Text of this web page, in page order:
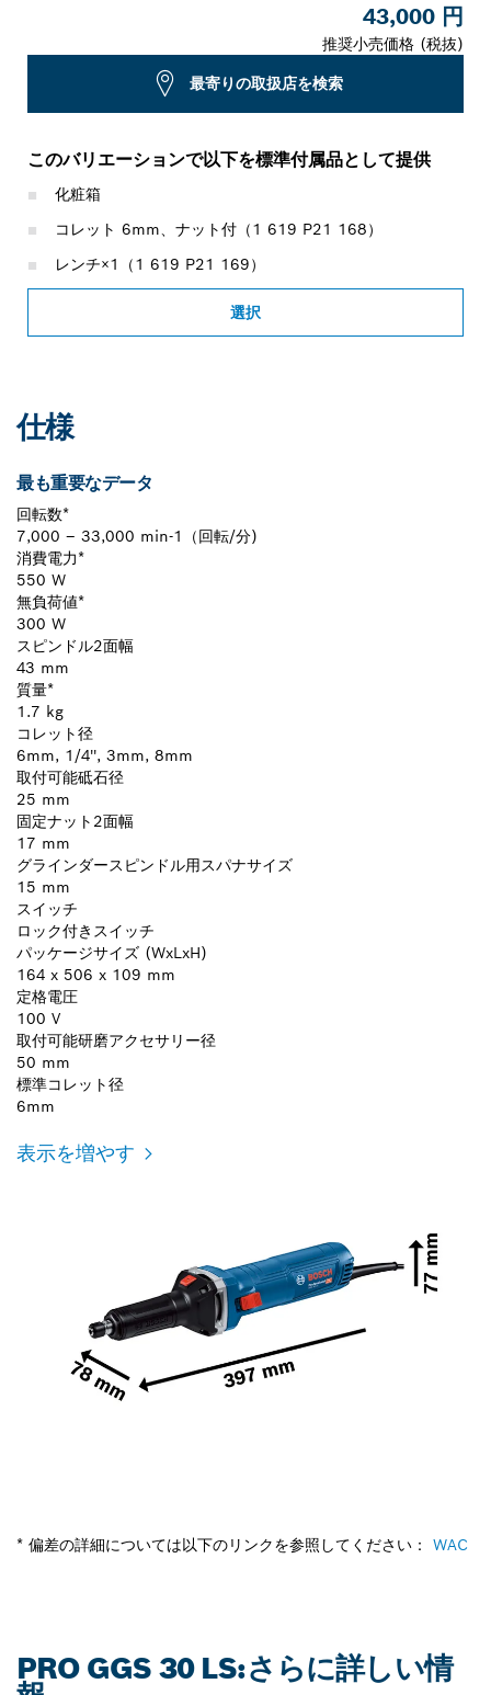
43,000 円
推奨小売価格 (税抜)
最寄りの取扱店を検索
このバリエーションで以下を標準付属品として提供
化粧箱
コレット 6mm、ナット付（1 619 P21 168）
レンチ×1（1 619 P21 169）
選択
仕様
最も重要なデータ
回転数*
7,000 – 33,000 min-1（回転/分)
消費電力*
550 W
無負荷値*
300 W
スピンドル2面幅
43 mm
質量*
1.7 kg
コレット径
6mm, 1/4'', 3mm, 8mm
取付可能砥石径
25 mm
固定ナット2面幅
17 mm
グラインダースピンドル用スパナサイズ
15 mm
スイッチ
ロック付きスイッチ
パッケージサイズ (WxLxH)
164 x 506 x 109 mm
定格電圧
100 V
取付可能研磨アクセサリー径
50 mm
標準コレット径
6mm
表示を増やす
* 偏差の詳細については以下のリンクを参照してください： WAC
PRO GGS 30 LS:さらに詳しい情